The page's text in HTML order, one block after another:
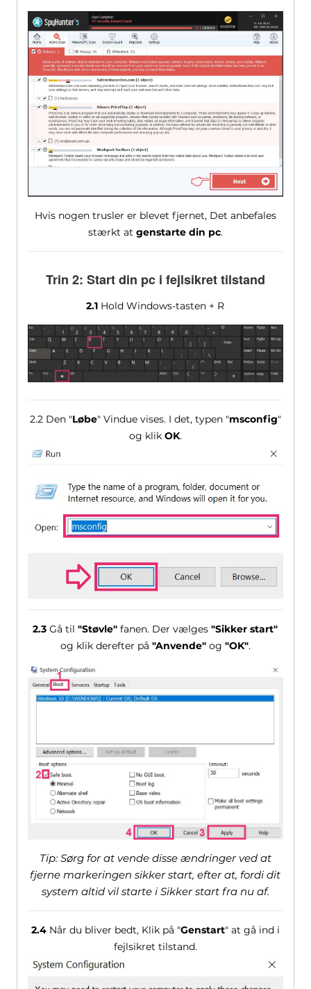
Hvis nogen trusler er blevet fjernet, Det anbefales
stærkt at genstarte din pc.
Trin 2: Start din pc i fejlsikret tilstand
2.1 Hold Windows-tasten + R
2.2 Den "Løbe" Vindue vises. I det, typen "msconfig"
og klik OK.
2.3 Gå til"Støvle" fanen. Der vælges"Sikker start"
og klik derefter på "Anvende"og "OK".
Tip: Sørg for at vende disse ændringer ved at
fjerne markeringen sikker start, efter at, fordi dit
system altid vil starte i Sikker start fra nu af.
2.4Når du bliver bedt, Klik på "Genstart" at gå ind i
fejlsikret tilstand.